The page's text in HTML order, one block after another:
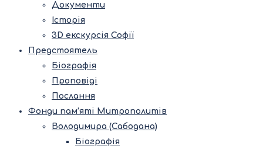
Документи
Історія
3D екскурсія Софії
Предстоятель
Біографія
Проповіді
Послання
Фонди пам’яті Митрополитів
Володимира (Сабодана)
Біографія